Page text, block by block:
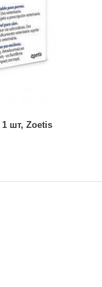
1 шт, Zoetis